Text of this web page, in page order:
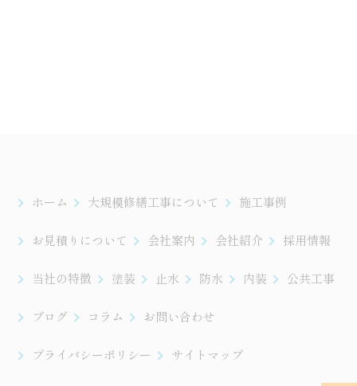
ホーム 大規模修繕工事について 施工事例
お見積りについて 会社案内 会社紹介 採用情報
当社の特徴 塗装 止水 防水 内装 公共工事
ブログ コラム お問い合わせ
プライバシーポリシー サイトマップ